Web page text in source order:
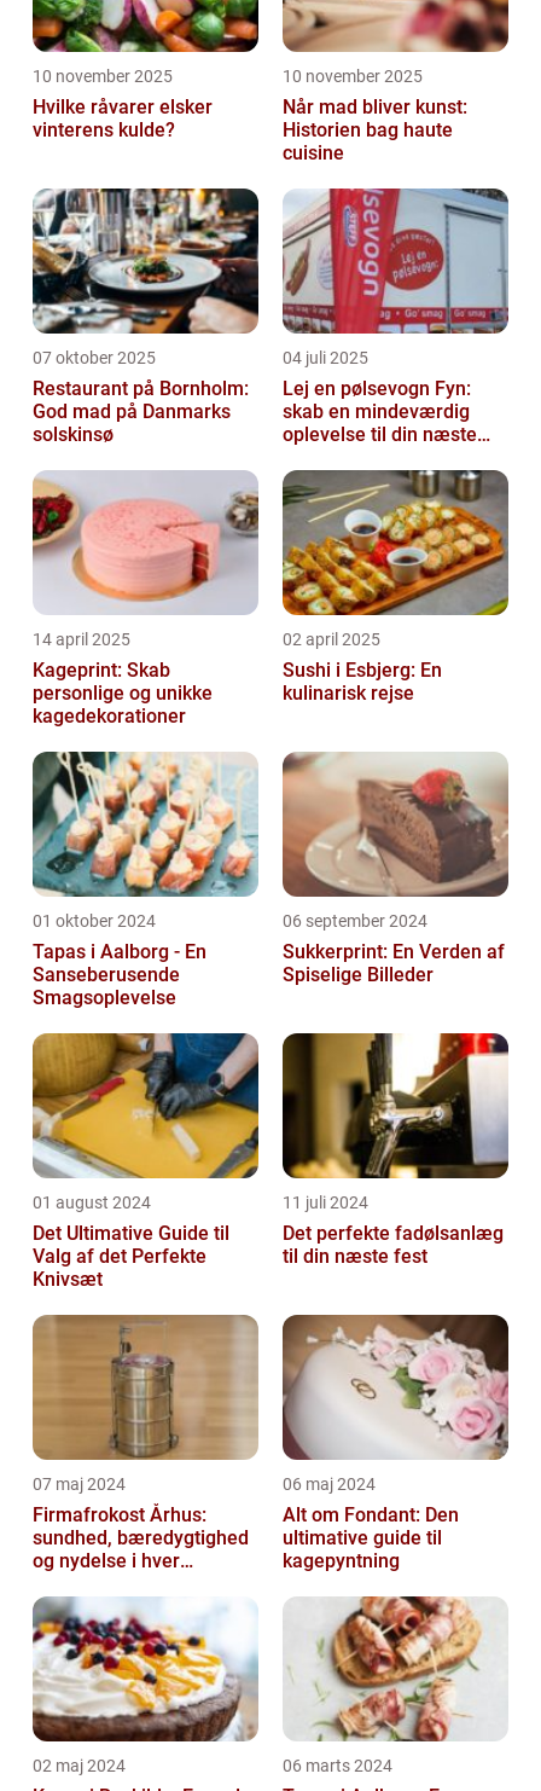
10 november 2025
Hvilke råvarer elsker
vinterens kulde?
10 november 2025
Når mad bliver kunst:
Historien bag haute
cuisine
07 oktober 2025
Restaurant på Bornholm:
God mad på Danmarks
solskinsø
04 juli 2025
Lej en pølsevogn Fyn:
skab en mindeværdig
oplevelse til din næste
14 april 2025
Kageprint: Skab
personlige og unikke
kagedekorationer
02 april 2025
Sushi i Esbjerg: En
kulinarisk rejse
01 oktober 2024
Tapas i Aalborg - En
Sanseberusende
Smagsoplevelse
06 september 2024
Sukkerprint: En Verden af
Spiselige Billeder
01 august 2024
Det Ultimative Guide til
Valg af det Perfekte
Knivsæt
11 juli 2024
Det perfekte fadølsanlæg
til din næste fest
07 maj 2024
Firmafrokost Århus:
sundhed, bæredygtighed
og nydelse i hver
06 maj 2024
Alt om Fondant: Den
ultimative guide til
kagepyntning
02 maj 2024 06 marts 2024